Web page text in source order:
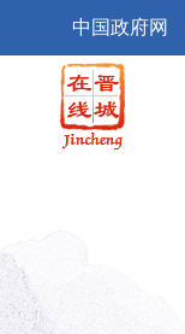
中国政府网